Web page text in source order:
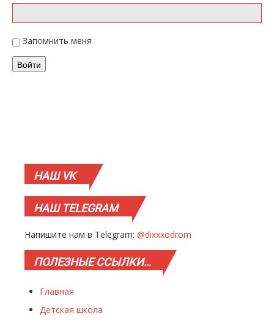
Запомнить меня
Войти
НАШVK
НАШTELEGRAM
Напишите нам в Telegram: @dixxxodrom
ПОЛЕЗНЫЕССЫЛКИ…
Главная
Детская школа